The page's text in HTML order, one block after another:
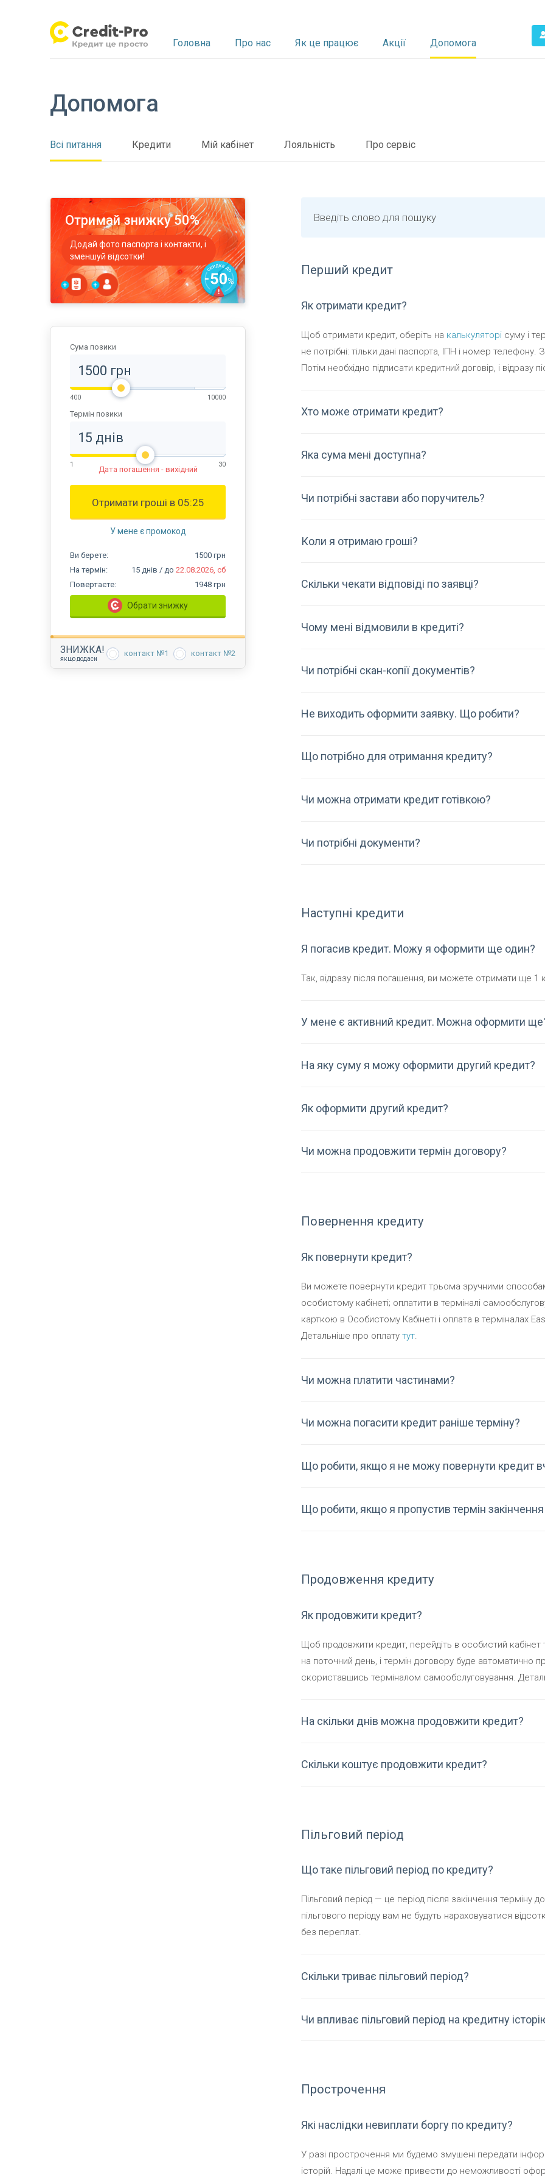
Головна Про нас Як це працює Акції Допомога
Допомога
Всі питання Кредити Мій кабінет Лояльність Про сервіс
Введіть слово для пошуку
Перший кредит
Як отримати кредит?
Щоб отримати кредит, оберіть на калькуляторі суму і
не потрібні: тільки дані паспорта, ІПН і номер
Потім необхідно підписати кредитний договір, і відразу
Хто може отримати кредит?
Яка сума мені доступна?
Чи потрібні застави або поручитель?
Коли я отримаю гроші?
Скільки чекати відповіді по заявці?
Чому мені відмовили в кредиті?
Чи потрібні скан-копії документів?
Не виходить оформити заявку. Що робити?
Що потрібно для отримання кредиту?
Чи можна отримати кредит готівкою?
Чи потрібні документи?
Наступні кредити
Я погасив кредит. Можу я оформити ще один?
Так, відразу після погашення, ви можете отримати ще 1
У мене є активний кредит. Можна оформити
На яку суму я можу оформити другий кредит?
Як оформити другий кредит?
Чи можна продовжити термін договору?
Повернення кредиту
Як повернути кредит?
Ви можете повернути кредит трьома зручними
особистому кабінеті; оплатити в терміналі
карткою в Особистому Кабінеті і оплата в терміналах
Детальніше про оплату тут.
Чи можна платити частинами?
Чи можна погасити кредит раніше терміну?
Що робити, якщо я не можу повернути кредит
Що робити, якщо я пропустив термін
Продовження кредиту
Як продовжити кредит?
Щоб продовжити кредит, перейдіть в особистий кабінет
на поточний день, і термін договору буде
скориставшись терміналом самообслуговування.
На скільки днів можна продовжити кредит?
Скільки коштує продовжити кредит?
Пільговий період
Що таке пільговий період по кредиту?
Пільговий період — це період після закінчення терміну
пільгового періоду вам не будуть нараховуватися
без переплат.
Скільки триває пільговий період?
Чи впливає пільговий період на кредитну
Прострочення
Які наслідки невиплати боргу по кредиту?
У разі прострочення ми будемо змушені передати
історій. Надалі це може привести до неможливості
Отримай знижку 50%
Додай фото паспорта і контакти, і
зменшуй відсотки!
Сума позики
400 10000
Термін позики
1 30
Дата погашення - вихідний
Отримати гроші в 05:25
У мене є промокод
Ви берете: 1500 грн
На термін: 15 днів / до 22.08.2026, сб
Повертаєте: 1948 грн
Обрати знижку
ЗНИЖКА!
якщо додаси
контакт №1 контакт №2